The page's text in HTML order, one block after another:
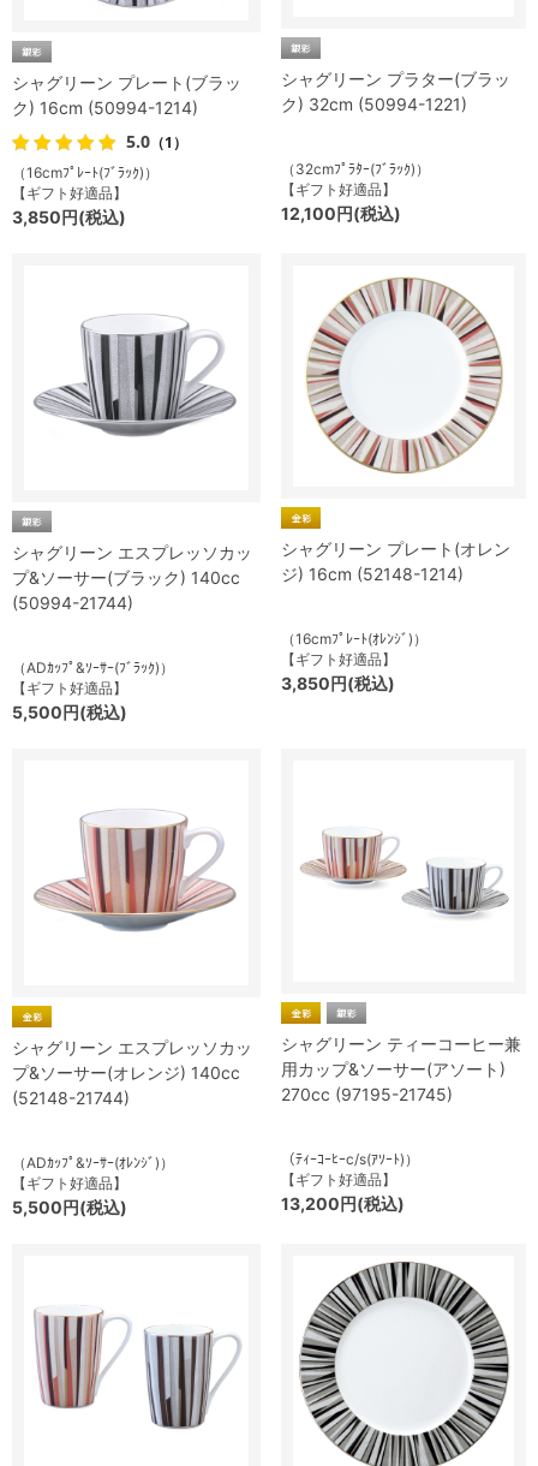
シャグリーン プレート(ブラッ
ク) 16cm (50994-1214)
5.0 （1）
（16cmﾌﾟﾚｰﾄ(ﾌﾞﾗｯｸ)）
【ギフト好適品】
3,850円(税込)
シャグリーン プラター(ブラッ
ク) 32cm (50994-1221)
（32cmﾌﾟﾗﾀｰ(ﾌﾞﾗｯｸ)）
【ギフト好適品】
12,100円(税込)
シャグリーン エスプレッソカッ
プ&ソーサー(ブラック) 140cc
(50994-21744)
（ADｶｯﾌﾟ&ｿｰｻｰ(ﾌﾞﾗｯｸ)）
【ギフト好適品】
5,500円(税込)
シャグリーン プレート(オレン
ジ) 16cm (52148-1214)
（16cmﾌﾟﾚｰﾄ(ｵﾚﾝｼﾞ)）
【ギフト好適品】
3,850円(税込)
シャグリーン エスプレッソカッ
プ&ソーサー(オレンジ) 140cc
(52148-21744)
（ADｶｯﾌﾟ&ｿｰｻｰ(ｵﾚﾝｼﾞ)）
【ギフト好適品】
5,500円(税込)
シャグリーン ティーコーヒー兼
用カップ&ソーサー(アソート)
270cc (97195-21745)
（ﾃｨｰｺｰﾋｰc/s(ｱｿｰﾄ)）
【ギフト好適品】
13,200円(税込)